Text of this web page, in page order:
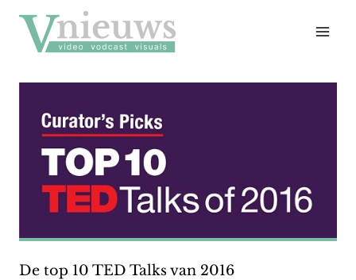
naar
inhoud
De top 10 TED Talks van 2016